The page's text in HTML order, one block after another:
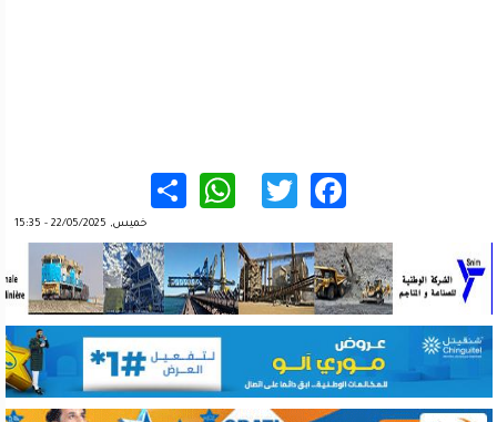
Facebook
Twitter
WhatsApp
خميس, 22/05/2025 - 15:35